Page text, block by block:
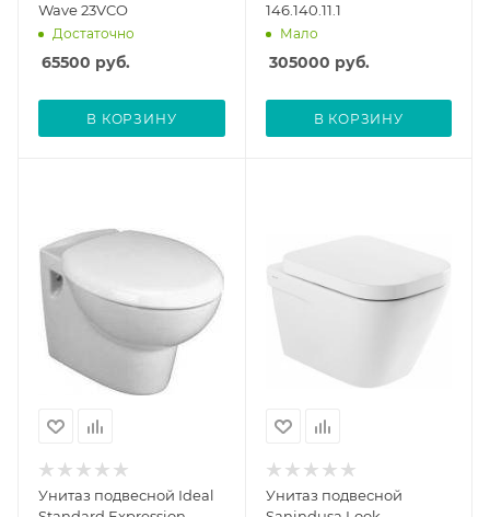
Wave 23VCO
Достаточно
65500 руб.
В КОРЗИНУ
146.140.11.1
Мало
305000 руб.
В КОРЗИНУ
Унитаз подвесной Ideal
Унитаз подвесной